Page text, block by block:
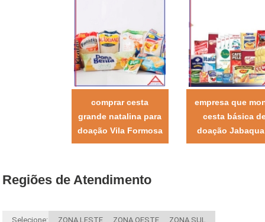
comprar cesta
grande natalina para
doação Vila Formosa
empresa que
cesta básica
doação
Regiões de Atendimento
Selecione: ZONA LESTE ZONA OESTE ZONA SUL